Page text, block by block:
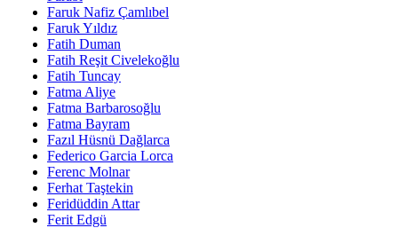
Faruk Nafiz Çamlıbel
Faruk Yıldız
Fatih Duman
Fatih Reşit Civelekoğlu
Fatih Tuncay
Fatma Aliye
Fatma Barbarosoğlu
Fatma Bayram
Fazıl Hüsnü Dağlarca
Federico Garcia Lorca
Ferenc Molnar
Ferhat Taştekin
Feridüddin Attar
Ferit Edgü